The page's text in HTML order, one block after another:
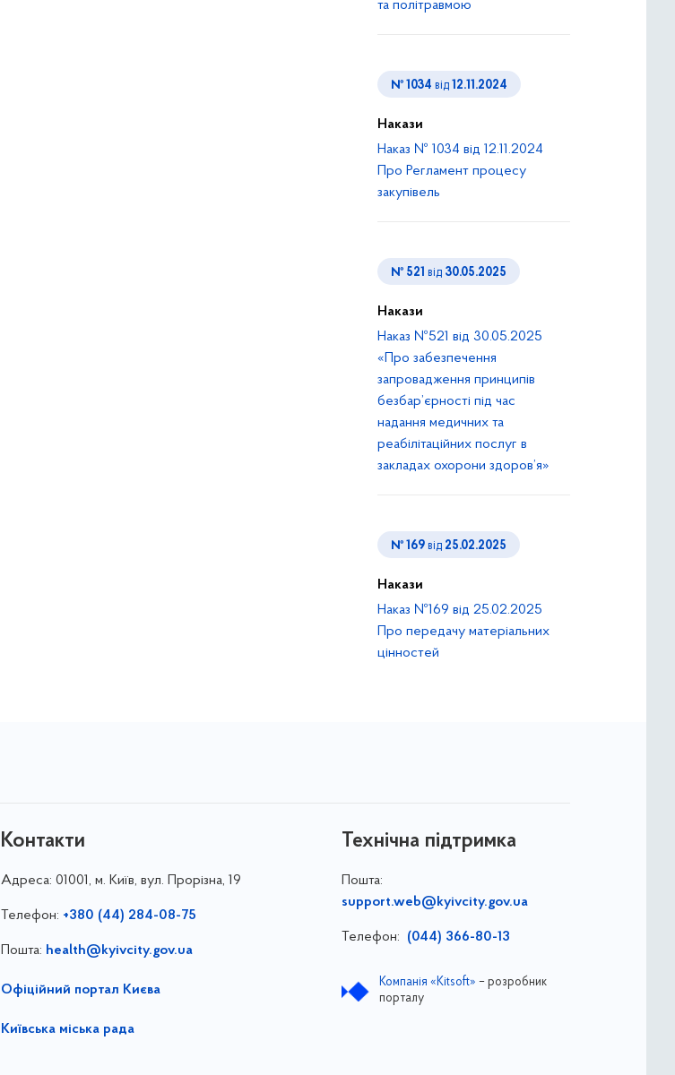
та політравмою
№ 1034 від 12.11.2024
Накази
Наказ № 1034 від 12.11.2024
Про Регламент процесу
закупівель
№ 521 від 30.05.2025
Накази
Наказ №521 від 30.05.2025
«Про забезпечення
запровадження принципів
безбар’єрності під час
надання медичних та
реабілітаційних послуг в
закладах охорони здоров’я»
№ 169 від 25.02.2025
Накази
Наказ №169 від 25.02.2025
Про передачу матеріальних
цінностей
Контакти
Адреса: 01001, м. Київ, вул. Прорізна, 19
Телефон: +380 (44) 284-08-75
Пошта: health@kyivcity.gov.ua
Офіційний портал Києва
Київська міська рада
Технічна підтримка
Пошта:
support.web@kyivcity.gov.ua
Телефон: (044) 366-80-13
Компанія «Kitsoft» – розробник
порталу